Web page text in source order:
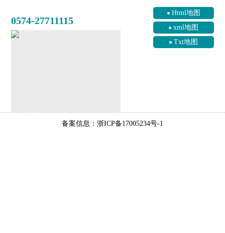
0574-27711115
Html地图
xml地图
Txt地图
备案信息：浙ICP备17005234号-1